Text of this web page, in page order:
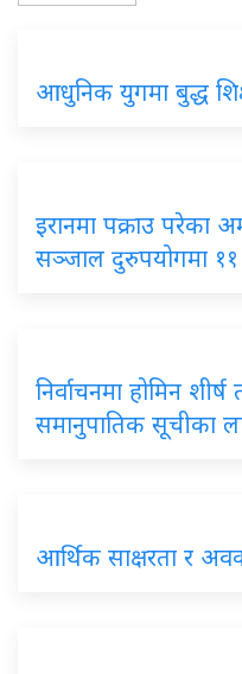
आधुनिक युगमा बुद्ध
इरानमा पक्राउ
सञ्जाल दुरुपयोगमा ११
निर्वाचनमा होमिन शीर्ष
समानुपातिक सूचीका
आर्थिक साक्षरता र